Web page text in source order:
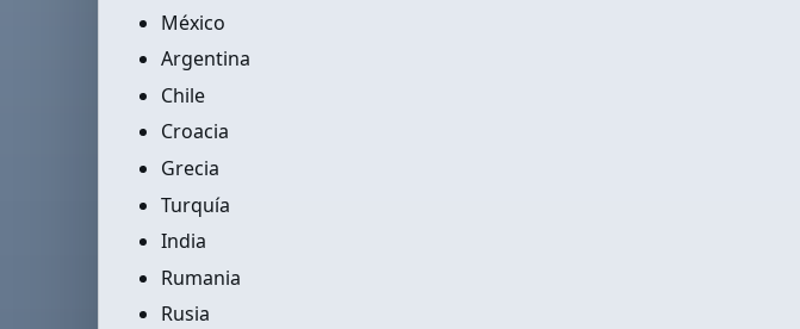
México
Argentina
Chile
Croacia
Grecia
Turquía
India
Rumania
Rusia